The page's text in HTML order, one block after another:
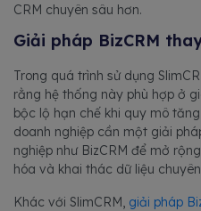
CRM chuyên sâu hơn.
Giải pháp BizCRM
Trong quá trình sử dụng
rằng hệ thống này phù hợp ở
bộc lộ hạn chế khi quy mô
doanh nghiệp cần một giải
nghiệp như BizCRM để mở
hóa và khai thác dữ liệu
Khác với SlimCRM, giải pháp